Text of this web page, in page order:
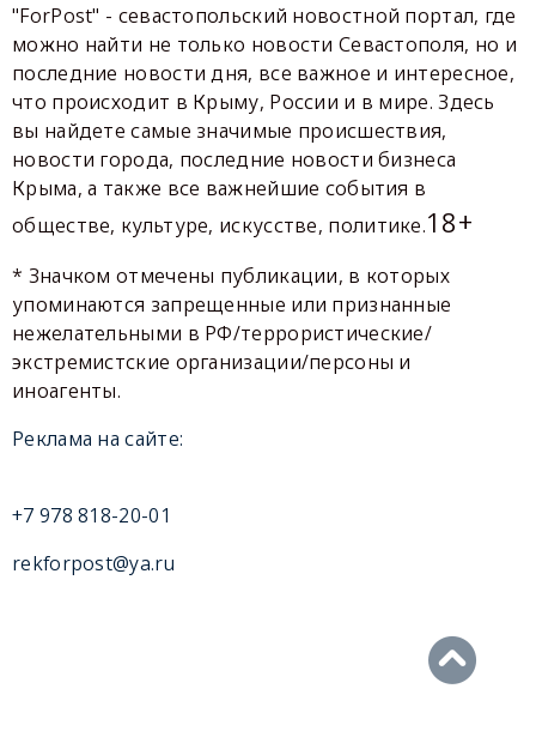
"ForPost" - севастопольский новостной портал, где
можно найти не только новости Севастополя, но и
последние новости дня, все важное и интересное,
что происходит в Крыму, России и в мире. Здесь
вы найдете самые значимые происшествия,
новости города, последние новости бизнеса
Крыма, а также все важнейшие события в
обществе, культуре, искусстве, политике.18+
* Значком отмечены публикации, в которых
упоминаются запрещенные или признанные
нежелательными в РФ/террористические/
экстремистские организации/персоны и
иноагенты.
Реклама на сайте:
+7 978 818-20-01
rekforpost@ya.ru